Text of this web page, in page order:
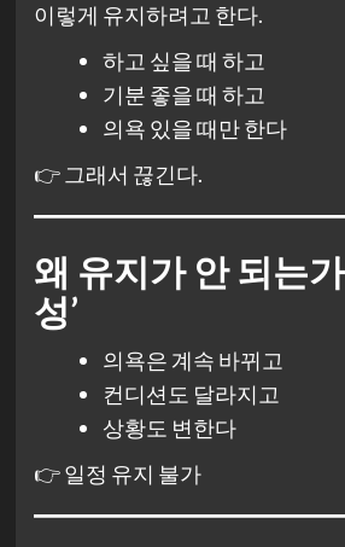
이렇게 유지하려고 한다.
하고 싶을 때 하고
기분 좋을 때 하고
의욕 있을 때만 한다
👉 그래서 끊긴다.
왜 유지가 안 되는
성’
의욕은 계속 바뀌고
컨디션도 달라지고
상황도 변한다
👉 일정 유지 불가